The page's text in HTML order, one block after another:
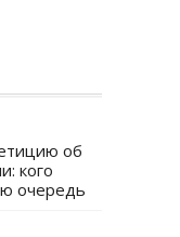
об
кого
очередь